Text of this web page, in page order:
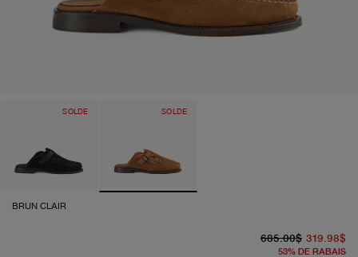
SOLDE SOLDE
BRUN CLAIR
685.00$ 319.98$
53% DE RABAIS